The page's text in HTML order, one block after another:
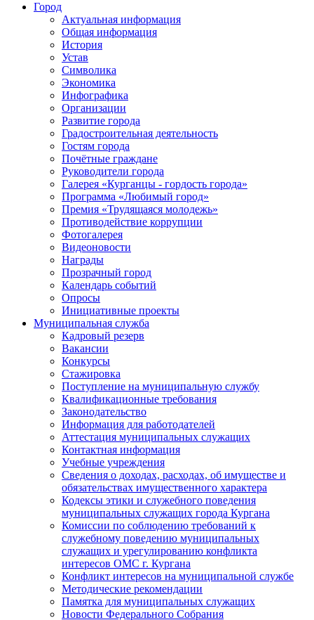
Город
Актуальная информация
Общая информация
История
Устав
Символика
Экономика
Инфографика
Организации
Развитие города
Градостроительная деятельность
Гостям города
Почётные граждане
Руководители города
Галерея «Курганцы - гордость города»
Программа «Любимый город»
Премия «Трудящаяся молодежь»
Противодействие коррупции
Фотогалерея
Видеоновости
Награды
Прозрачный город
Календарь событий
Опросы
Инициативные проекты
Муниципальная служба
Кадровый резерв
Вакансии
Конкурсы
Стажировка
Поступление на муниципальную службу
Квалификационные требования
Законодательство
Информация для работодателей
Аттестация муниципальных служащих
Контактная информация
Учебные учреждения
Сведения о доходах, расходах, об имуществе и
обязательствах имущественного характера
Кодексы этики и служебного поведения
муниципальных служащих города Кургана
Комиссии по соблюдению требований к
служебному поведению муниципальных
служащих и урегулированию конфликта
интересов ОМС г. Кургана
Конфликт интересов на муниципальной службе
Методические рекомендации
Памятка для муниципальных служащих
Новости Федерального Cобрания